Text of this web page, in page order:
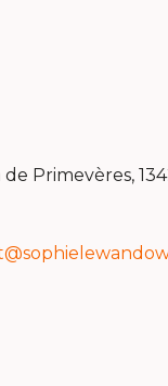
Primevères,